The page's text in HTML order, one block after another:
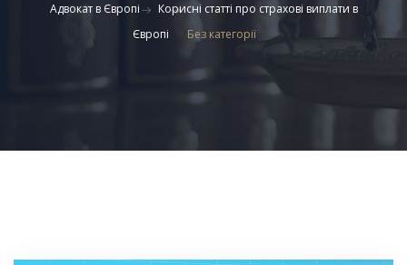
Адвокат в Європі
Корисні статті про страхові виплати в
Європі
Без категорії